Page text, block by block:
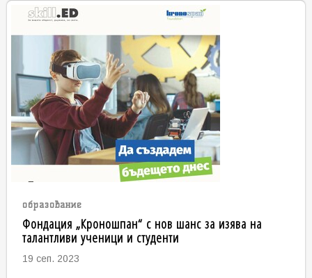
образование
Фондация „Кроношпан“ с нов шанс за изява на
талантливи ученици и студенти
19 сеп. 2023